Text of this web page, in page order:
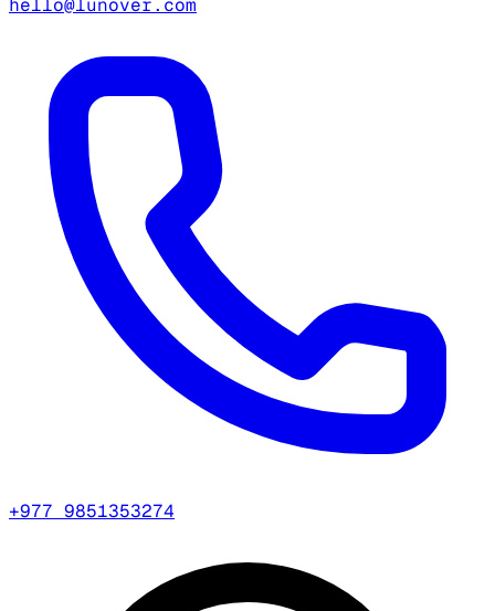
+977 9851353274